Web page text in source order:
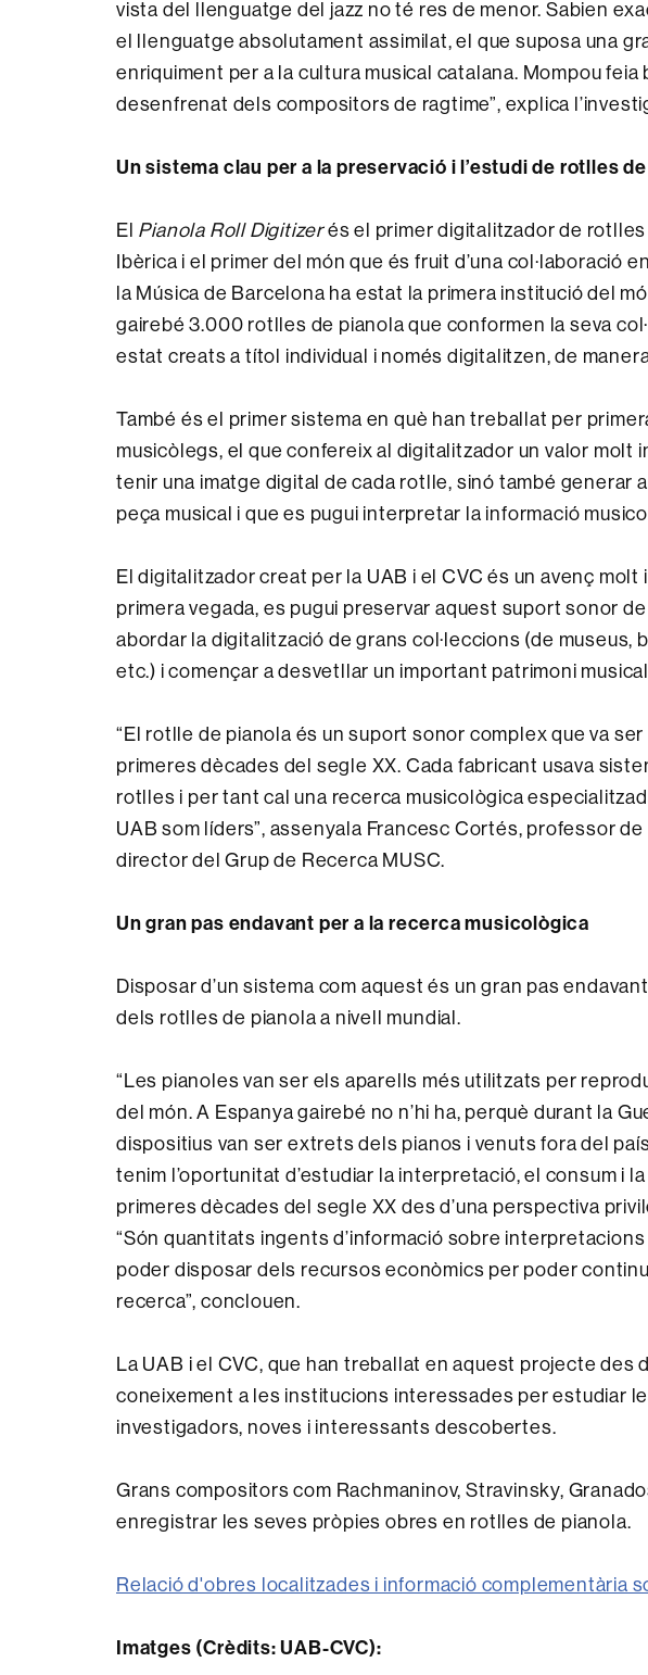
vista del llenguatge del jazz no té res de menor. Sabien
el llenguatge absolutament assimilat, el que suposa una
enriquiment per a la cultura musical catalana. Mompou feia
desenfrenat dels compositors de ragtime”, explica
Un sistema clau per a la preservació i l’estudi de rotlles
El Pianola Roll Digitizerés el primer digitalitzador de
Ibèrica i el primer del món que és fruit d’una col·laboració
la Música de Barcelona ha estat la primera institució del
gairebé 3.000 rotlles de pianola que conformen la seva
estat creats a títol individual i només digitalitzen, de
També és el primer sistema en què han treballat per
musicòlegs, el que confereix al digitalitzador un valor molt
tenir una imatge digital de cada rotlle, sinó també generar
peça musical i que es pugui interpretar la informació
El digitalitzador creat per la UAB i el CVC és un avenç
primera vegada, es pugui preservar aquest suport sonor
abordar la digitalització de grans col·leccions (de museus,
etc.) i començar a desvetllar un important patrimoni
“El rotlle de pianola és un suport sonor complex que va
primeres dècades del segle XX. Cada fabricant usava
rotlles i per tant cal una recerca musicològica
UAB som líders”, assenyala Francesc Cortés, professor
director del Grup de Recerca MUSC.
Un gran pas endavant per a la recerca musicològica
Disposar d’un sistema com aquest és un gran pas
dels rotlles de pianola a nivell mundial.
“Les pianoles van ser els aparells més utilitzats per
del món. A Espanya gairebé no n’hi ha, perquè durant la
dispositius van ser extrets dels pianos i venuts fora del
tenim l’oportunitat d’estudiar la interpretació, el consum i
primeres dècades del segle XX des d’una perspectiva
“Són quantitats ingents d’informació sobre
poder disposar dels recursos econòmics per poder
recerca”, conclouen.
La UAB i el CVC, que han treballat en aquest projecte des
coneixement a les institucions interessades per estudiar
investigadors, noves i interessants descobertes.
Grans compositors com Rachmaninov, Stravinsky,
enregistrar les seves pròpies obres en rotlles de pianola.
Relació d'obres localitzades i informació complementària
Imatges (Crèdits: UAB-CVC):